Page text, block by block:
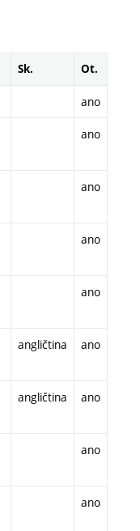
Sk. Ot.
ano
ano
ano
ano
ano
angličtina ano
angličtina ano
ano
ano